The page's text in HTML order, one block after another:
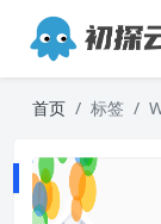
首页 标签